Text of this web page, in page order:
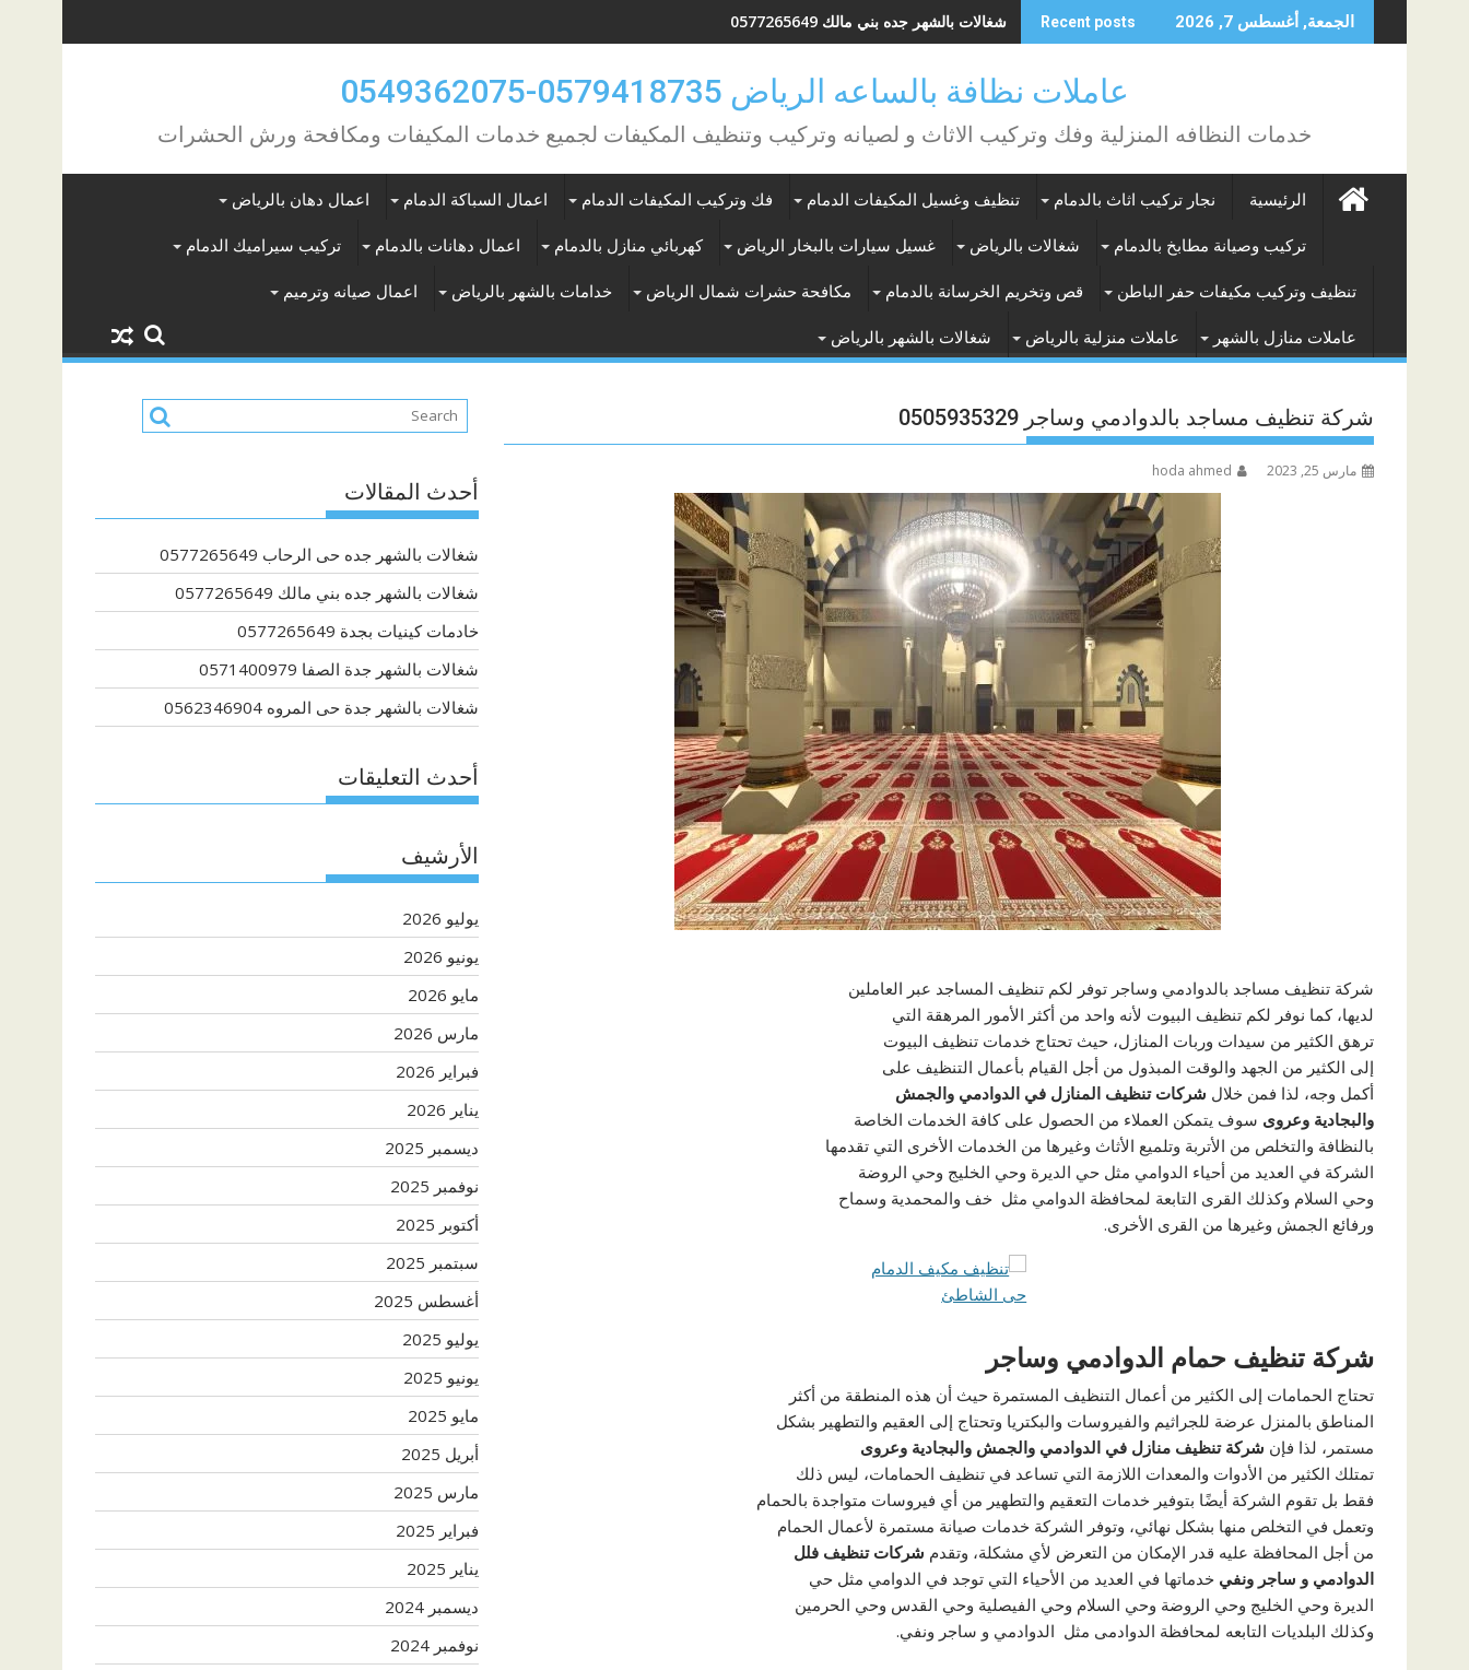
to
الجمعة, أغسطس 7, 2026 Recent posts شغالات بالشهر جده بني مالك 0577265649
عاملات نظافة بالساعه الرياض 0579418735-0549362075
خدمات النظافه المنزلية وفك وتركيب الاثاث و لصيانه وتركيب وتنظيف المكيفات لجميع خدمات المكيفات ومكافحة ورش الحشرات
الرئيسية نجار تركيب اثاث بالدمام تنظيف وغسيل المكيفات الدمام فك وتركيب المكيفات الدمام اعمال السباكة الدمام اعمال دهان بالرياض
تركيب وصيانة مطابخ بالدمام شغالات بالرياض غسيل سيارات بالبخار الرياض كهربائي منازل بالدمام اعمال دهانات بالدمام تركيب سيراميك الدمام
تنظيف وتركيب مكيفات حفر الباطن قص وتخريم الخرسانة بالدمام مكافحة حشرات شمال الرياض خدامات بالشهر بالرياض اعمال صيانه وترميم
عاملات منازل بالشهر عاملات منزلية بالرياض شغالات بالشهر بالرياض
شركة تنظيف مساجد بالدوادمي وساجر 0505935329
مارس 25, 2023 hoda ahmed
شركة تنظيف مساجد بالدوادمي وساجر توفر لكم تنظيف المساجد عبر العاملين
لديها، كما نوفر لكم تنظيف البيوت لأنه واحد من أكثر الأمور المرهقة التي
ترهق الكثير من سيدات وربات المنازل، حيث تحتاج خدمات تنظيف البيوت
إلى الكثير من الجهد والوقت المبذول من أجل القيام بأعمال التنظيف على
أكمل وجه، لذا فمن خلال شركات تنظيف المنازل في الدوادمي والجمش
والبجادية وعروى سوف يتمكن العملاء من الحصول على كافة الخدمات الخاصة
بالنظافة والتخلص من الأتربة وتلميع الأثاث وغيرها من الخدمات الأخرى التي تقدمها
الشركة في العديد من أحياء الدوامي مثل حي الديرة وحي الخليج وحي الروضة
وحي السلام وكذلك القرى التابعة لمحافظة الدوامي مثل خف والمحمدية وسماح
ورفائع الجمش وغيرها من القرى الأخرى.
شركة تنظيف حمام الدوادمي وساجر
تحتاج الحمامات إلى الكثير من أعمال التنظيف المستمرة حيث أن هذه المنطقة من أكثر
المناطق بالمنزل عرضة للجراثيم والفيروسات والبكتريا وتحتاج إلى العقيم والتطهير بشكل
مستمر، لذا فإن شركة تنظيف منازل في الدوادمي والجمش والبجادية وعروى
تمتلك الكثير من الأدوات والمعدات اللازمة التي تساعد في تنظيف الحمامات، ليس ذلك
فقط بل تقوم الشركة أيضًا بتوفير خدمات التعقيم والتطهير من أي فيروسات متواجدة بالحمام
وتعمل في التخلص منها بشكل نهائي، وتوفر الشركة خدمات صيانة مستمرة لأعمال الحمام
من أجل المحافظة عليه قدر الإمكان من التعرض لأي مشكلة، وتقدم شركات تنظيف فلل
الدوادمي و ساجر ونفي خدماتها في العديد من الأحياء التي توجد في الدوامي مثل حي
الديرة وحي الخليج وحي الروضة وحي السلام وحي الفيصلية وحي القدس وحي الحرمين
وكذلك البلديات التابعه لمحافظة الدوادمى مثل الدوادمي و ساجر ونفي.
أحدث المقالات
شغالات بالشهر جده حى الرحاب 0577265649
شغالات بالشهر جده بني مالك 0577265649
خادمات كينيات بجدة 0577265649
شغالات بالشهر جدة الصفا 0571400979
شغالات بالشهر جدة حى المروه 0562346904
أحدث التعليقات
الأرشيف
يوليو 2026
يونيو 2026
مايو 2026
مارس 2026
فبراير 2026
يناير 2026
ديسمبر 2025
نوفمبر 2025
أكتوبر 2025
سبتمبر 2025
أغسطس 2025
يوليو 2025
يونيو 2025
مايو 2025
أبريل 2025
مارس 2025
فبراير 2025
يناير 2025
ديسمبر 2024
نوفمبر 2024